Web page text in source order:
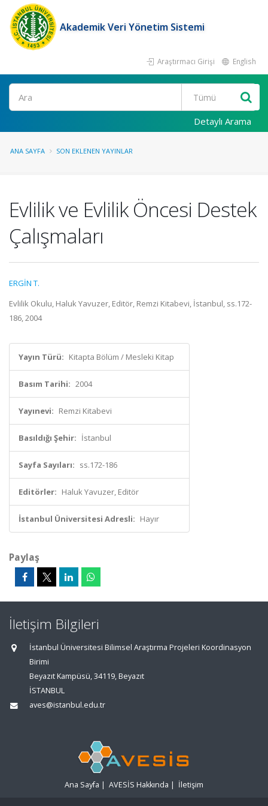
Akademik Veri Yönetim Sistemi
Araştırmacı Girişi English
Ara
Detaylı Arama
ANA SAYFA SON EKLENEN YAYINLAR
Evlilik ve Evlilik Öncesi Destek
Çalışmaları
ERGİN T.
Evlilik Okulu, Haluk Yavuzer, Editör, Remzi Kitabevi, İstanbul, ss.172-
186, 2004
Yayın Türü: Kitapta Bölüm / Mesleki Kitap
Basım Tarihi: 2004
Yayınevi: Remzi Kitabevi
Basıldığı Şehir: İstanbul
Sayfa Sayıları: ss.172-186
Editörler: Haluk Yavuzer, Editör
İstanbul Üniversitesi Adresli: Hayır
Paylaş
İletişim Bilgileri
İstanbul Üniversitesi Bilimsel Araştırma Projeleri Koordinasyon
Birimi
Beyazıt Kampüsü, 34119, Beyazıt
İSTANBUL
aves@istanbul.edu.tr
Ana Sayfa | AVESİS Hakkında | İletişim